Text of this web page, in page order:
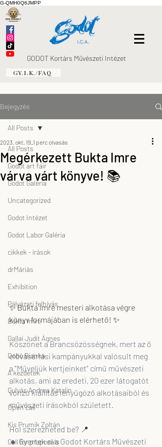
G-QMH0Q6JMPP
GODOT Kortárs Művészeti Intézet
GY.I.K./FAQ
Bejegyzés
All Posts
Godot art fair
Godot Galéria
Uncategorized
Godot Intézet
Godot Labor Galéria
cikkek - írások
drMáriás
Exhibition
Pályázati felhívás
Bukta Imre
Gallai Judit Ágnes
Dobó Bianka
A kezdetek
Gulyás Andrea Katalin
Open call
Kis Prumik Zoltán
Call for proposals
All Posts
Megérkezett Bukta Imre
várva várt könyve! 📚
2023. okt. 19. 1 perc olvasás
✨ Bukta Imre mesteri alkotása végre
könyv formájában is elérhető! ✨
Köszönet a Brancsözösségnek, mert az ő
elővásárlási kampányukkal valósult meg
a "Műveljük kertjeinket" című művészeti
alkotás, ami az eredeti, 20 ezer látogatót
vonzó kiállítás lenyűgöző alkotásaiból és
művészeti írásokból született.
Hol szerezheted be? 📍
🔸 Gyertek el a Godot Kortárs Művészeti